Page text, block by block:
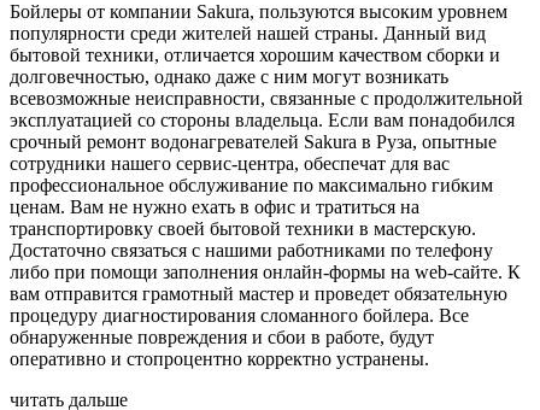
Бойлеры от компании Sakura, пользуются высоким уровнем
популярности среди жителей нашей страны. Данный вид
бытовой техники, отличается хорошим качеством сборки и
долговечностью, однако даже с ним могут возникать
всевозможные неисправности, связанные с продолжительной
эксплуатацией со стороны владельца. Если вам понадобился
срочный ремонт водонагревателей Sakura в Руза, опытные
сотрудники нашего сервис-центра, обеспечат для вас
профессиональное обслуживание по максимально гибким
ценам. Вам не нужно ехать в офис и тратиться на
транспортировку своей бытовой техники в мастерскую.
Достаточно связаться с нашими работниками по телефону
либо при помощи заполнения онлайн-формы на web-сайте. К
вам отправится грамотный мастер и проведет обязательную
процедуру диагностирования сломанного бойлера. Все
обнаруженные повреждения и сбои в работе, будут
оперативно и стопроцентно корректно устранены.
читать дальше